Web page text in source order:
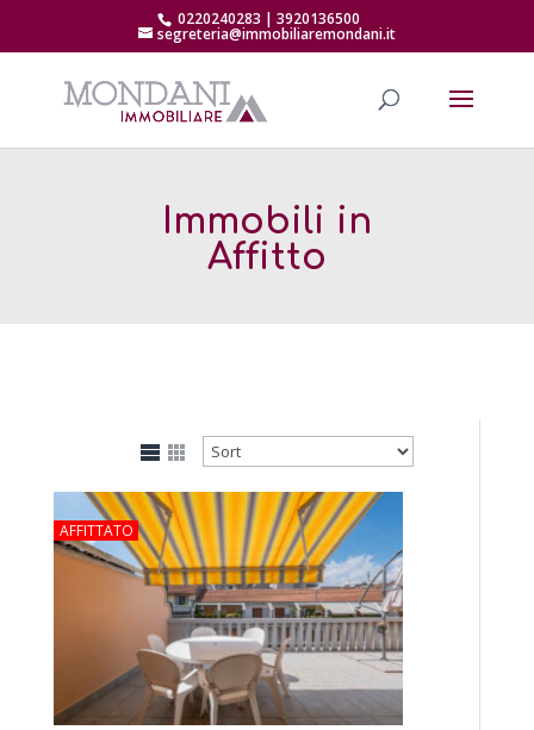
0220240283 | 3920136500
segreteria@immobiliaremondani.it
Immobili in
Affitto
AFFITTATO